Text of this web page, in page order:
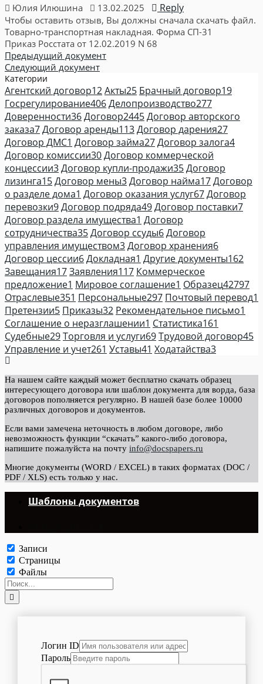
Юлия Илюшина 13.02.2025 Reply
Чтобы оставить отзыв, Вы должны сначала скачать файл.
Товарно-транспортная накладная. Форма СП-31
Приказ Росстата от 12.02.2019 N 68
Предыдущий документ
Следующий документ
Категории
Агентский договор12Акты25 Брачный договор19
Госрегулирование406Делопроизводство277
Доверенности36Договор2445Договор авторского
заказа7Договор аренды113Договор дарения27
Договор ДМС1 Договор займа27Договор залога4
Договор комиссии30Договор коммерческой
концессии3Договор купли-продажи35Договор
лизинга15Договор мены3Договор найма17Договор
о разделе дома1 Договор оказания услуг67Договор
перевозки9Договор подряда49Договор поставки7
Договор раздела имущества1 Договор
сотрудничества35Договор ссуды6Договор
управления имуществом3Договор хранения6
Договор цессии6Докладная1 Другие документы162
Завещания17Заявления117 Коммерческое
предложение1 Мировое соглашение1 Образец42797
Отраслевые351 Персональные297 Почтовый перевод1
Претензии5 Приказы32 Рекомендательное письмо1
Соглашение о неразглашении1 Статистика161
Судебные29Торговля и услуги69Трудовой договор45
Управление и учет261 Уставы41 Ходатайства3
На нашем сайте каждый может бесплатно скачать образец
интересующего договора или шаблон документа для ворда, база
договоров пополняется регулярно. В нашей базе более 10000
различных договоров и документов.
Если вами замечена неточность в любом договоре, либо
невозможность функции “скачать” какого-либо договора,
напишите пожалуйста на почту info@docspapers.ru
Многие документы (WORD / EXCEL) в таких форматах (DOC /
PDF / XLS) есть только у нас.
Шаблоны документов
Записи
Страницы
Файлы
Логин ID
Пароль